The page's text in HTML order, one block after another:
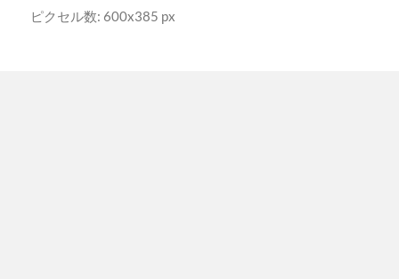
ピクセル数: 600x385 px